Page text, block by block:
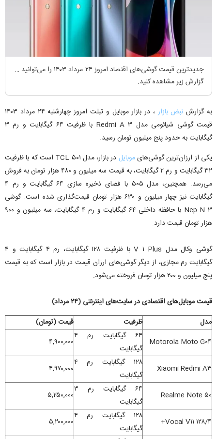
جدید‌ترین قیمت گوشی‌های اقتصاد امروز ۲۴ مرداد ۱۴۰۳ را می‌توانید در
گزارش زیر مشاهده کنید.
به گزارش نبض بازار
، در بازار موبایل و تبلت امروز چهارشنبه ۲۴ مرداد ۱۴۰۳
قیمت گوشی شیائومی مدل Redmi A ۳ با ظرفیت ۶۴ گیگابایت و رم ۳
گیگابایت به حدود پنج میلیون تومان رسید.
یکی از ارزان‌ترین گوشی‌هایموبایل
در بازار، مدل TCL ۵۰۱ است که با ظرفیت
۳۲ گیگابایت و رم ۲ گیگابایت، به قیمت سه میلیون و ۴۸۰ هزار تومان به فروش
می‌رسد. همچنین، مدل ۵۰۵ با فضای ذخیره سازی ۶۴ گیگابایت و رم ۴
گیگابایت نیز چهار میلیون و ۶۳۰ هزار تومان قیمت‌گذاری شده است. گوشی
Nep N ۳ با حافظه داخلی ۶۴ گیگابایت و رم ۴ گیگابایت، سه میلیون و ۹۰۰
هزار تومان قیمت دارد.
گوشی وکال مدل V ۱ Plus با ظرفیت ۱۲۸ گیگابایت، رم ۴ گیگابایت و ۴
گیگابایت رم مجازی، از دیگر گوشی‌های ارزان قیمت در بازار است که به قیمت
پنج میلیون و ۲۰۰ هزار تومان فروخته می‌شود.
قیمت موبایل‌های اقتصادی در سایت‌های اینترنتی (۲۴ مرداد)
مدل
ظرفیت
قیمت (تومان)
Motorola Moto G۰۴
۶۴ گیگابایت رم ۴
گیگابایت
۴,۹۰۰,۰۰۰
Xiaomi Redmi A۳
۱۲۸ گیگابایت رم ۴
گیگابایت
۴,۹۷۰,۰۰۰
Realme Note ۵۰
۶۴ گیگابایت رم ۳
گیگابایت
۵,۲۵۰,۰۰۰
Vocal V۱۱ ۱۲۸/۴+
۱۲۸ گیگابایت رم ۴
گیگابایت
۵,۲۰۰,۰۰۰